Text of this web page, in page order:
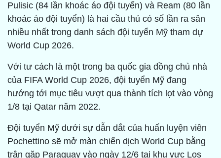
Pulisic (84 lần khoác áo đội tuyển) và Ream (80 lần
khoác áo đội tuyển) là hai cầu thủ có số lần ra sân
nhiều nhất trong danh sách đội tuyển Mỹ tham dự
World Cup 2026.
Với tư cách là một trong ba quốc gia đồng chủ nhà
của FIFA World Cup 2026, đội tuyển Mỹ đang
hướng tới mục tiêu vượt qua thành tích lọt vào vòng
1/8 tại Qatar năm 2022.
Đội tuyển Mỹ dưới sự dẫn dắt của huấn luyện viên
Pochettino sẽ mở màn chiến dịch World Cup bằng
trận gặp Paraguay vào ngày 12/6 tại khu vực Los